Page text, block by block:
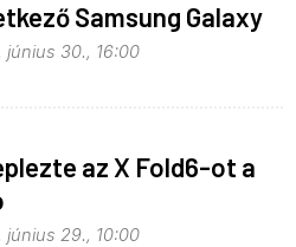
Samsung Galaxy
– ez várható
június 30., 16:00
az X Fold6-ot a
június 29., 10:00